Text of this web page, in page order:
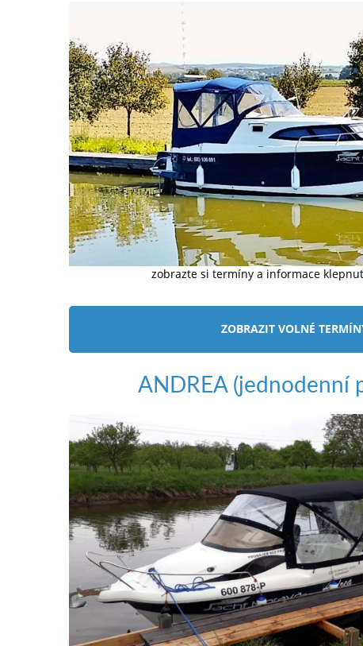
zobrazte si termíny a informace
ZOBRAZIT VOLNÉ
ANDREA (jednodenní